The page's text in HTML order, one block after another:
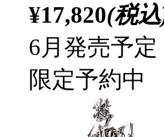
¥17,820(税
6月発売予定
限定予約中